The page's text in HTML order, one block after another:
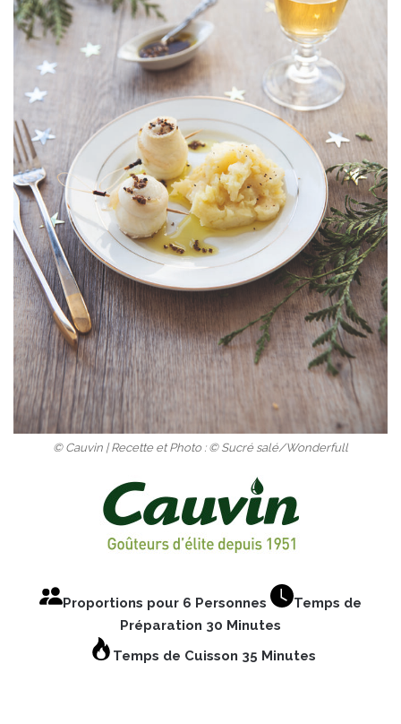
© Cauvin | Recette et Photo : © Sucré salé/Wonderfull
Proportions pour 6 Personnes
Temps de
Préparation 30 Minutes
Temps de Cuisson 35 Minutes